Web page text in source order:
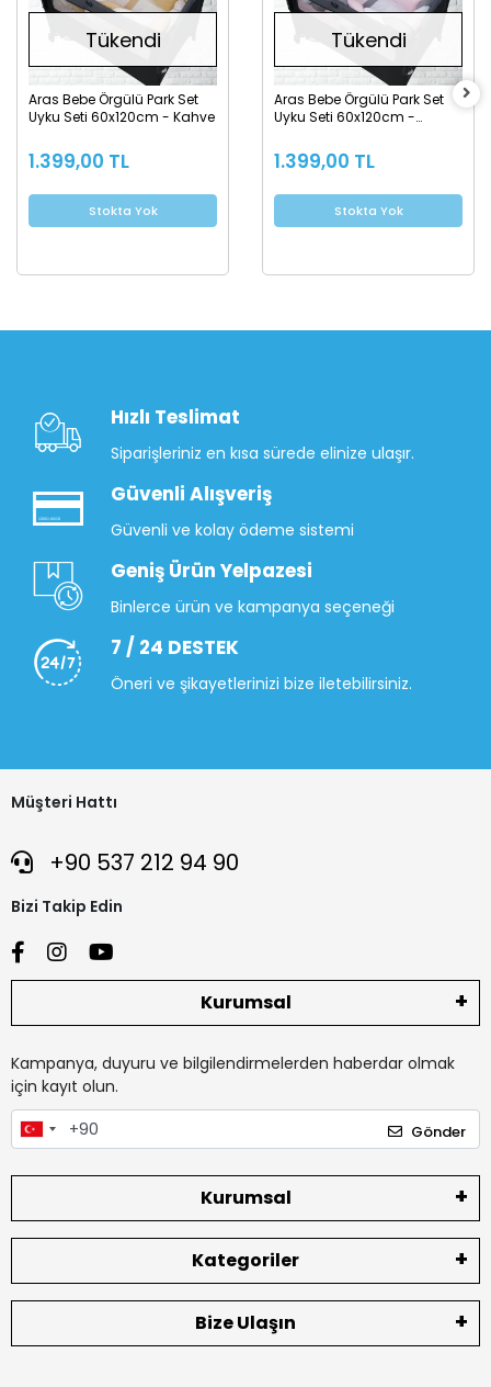
Tükendi
Aras Bebe Örgülü Park Set
Uyku Seti 60x120cm - Kahve
1.399,00 TL
Stokta Yok
Tükendi
Aras Bebe Örgülü Park Set
Uyku Seti 60x120cm -
1.399,00 TL
Stokta Yok
Hızlı Teslimat
Siparişleriniz en kısa sürede elinize ulaşır.
Güvenli Alışveriş
Güvenli ve kolay ödeme sistemi
Geniş Ürün Yelpazesi
Binlerce ürün ve kampanya seçeneği
7 / 24 DESTEK
Öneri ve şikayetlerinizi bize iletebilirsiniz.
Müşteri Hattı
+90 537 212 94 90
Bizi Takip Edin
Kurumsal
Kampanya, duyuru ve bilgilendirmelerden haberdar olmak
için kayıt olun.
Gönder
Kurumsal
Kategoriler
Bize Ulaşın